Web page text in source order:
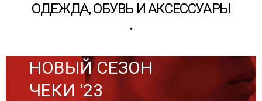
ОДЕЖДА, ОБУВЬ И АКСЕССУАРЫ
.
НОВЫЙ СЕЗОН
ЧЕКИ '23